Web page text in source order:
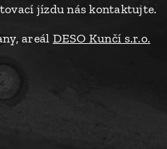
jízdu nás kontaktujte.
areál DESO Kunčí s.r.o.